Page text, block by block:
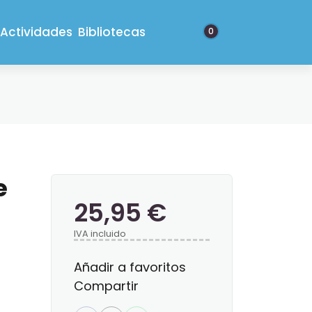
Actividades Bibliotecas 0
25,95 €
IVA incluido
Añadir a favoritos
Compartir